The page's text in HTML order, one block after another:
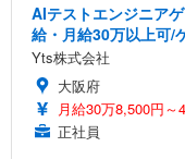
AIテストエンジニア
給・月給30万以上可/
Yts株式会社
大阪府
月給30万8,500円～
正社員